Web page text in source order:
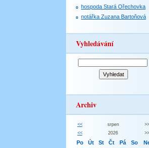
hospoda Stará Ořechovka
notářka Zuzana Bartoňová
Vyhledávání
Archiv
<< srpen
>>
<<
2026 >>
Po Út St Čt Pá So